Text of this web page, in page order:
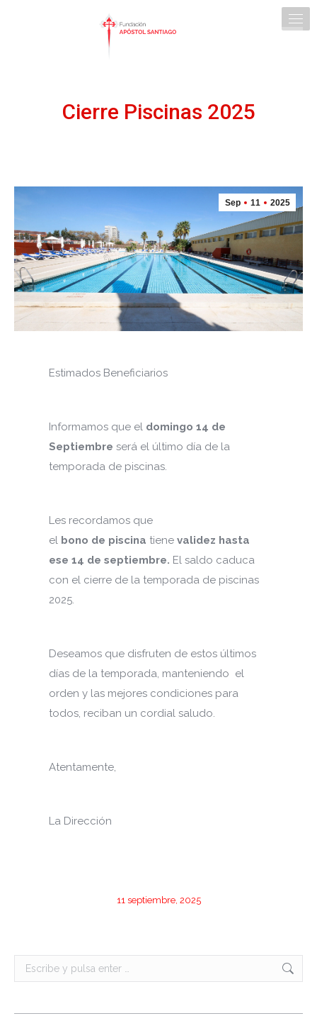
Cierre Piscinas 2025
Sep 11 2025
Estimados Beneficiarios
Informamos que el domingo 14 de
Septiembre será el último día de la
temporada de piscinas.
Les recordamos que
el bono de piscina tiene validez hasta
ese 14 de septiembre. El saldo caduca
con el cierre de la temporada de piscinas
2025.
Deseamos que disfruten de estos últimos
días de la temporada, manteniendo el
orden y las mejores condiciones para
todos, reciban un cordial saludo.
Atentamente,
La Dirección
11 septiembre, 2025
Buscar: